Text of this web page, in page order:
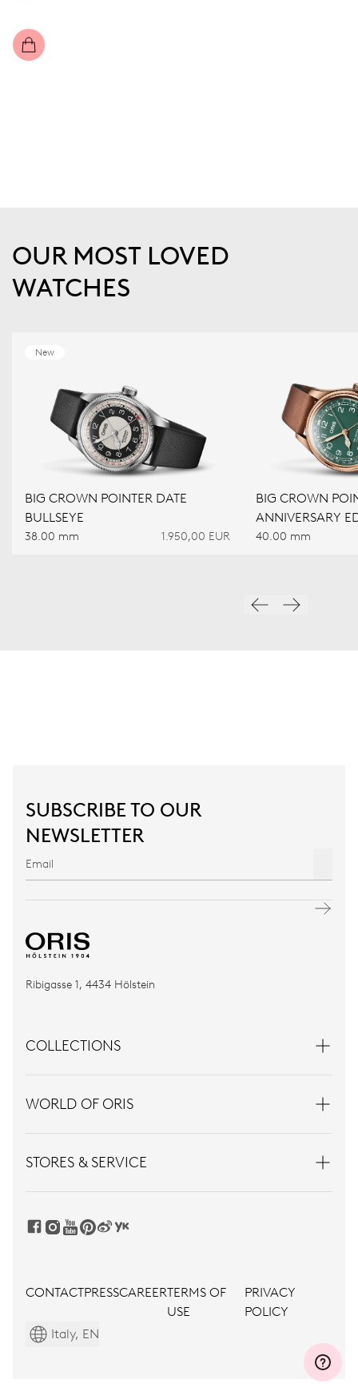
OUR MOST LOVED
WATCHES
New
BIG CROWN POINTER DATE
BULLSEYE
38.00 mm 1.950,00 EUR
BIG CROWN
ANNIVERSARY
40.00 mm
SUBSCRIBE TO OUR
NEWSLETTER
Ribigasse 1, 4434 Hölstein
COLLECTIONS
WORLD OF ORIS
STORES & SERVICE
CONTACTPRESSCAREERTERMS OF
USE
PRIVACY
POLICY
Italy, EN